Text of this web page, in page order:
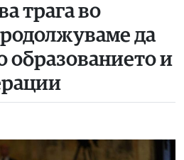
трага во
да
образованието и